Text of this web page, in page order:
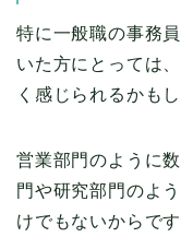
特に一般職の事務
いた方にとっては
く感じられるかも
営業部門のように
門や研究部門のよ
けでもないからです